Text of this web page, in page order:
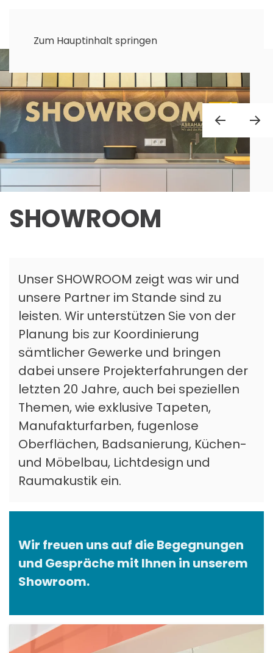
Zum Hauptinhalt springen
SHOWROOM
Unser SHOWROOM zeigt was wir und
unsere Partner im Stande sind zu
leisten. Wir unterstützen Sie von der
Planung bis zur Koordinierung
sämtlicher Gewerke und bringen
dabei unsere Projekterfahrungen der
letzten 20 Jahre, auch bei speziellen
Themen, wie exklusive Tapeten,
Manufakturfarben, fugenlose
Raumakustik ein.
und Gespräche mit Ihnen in unserem
Showroom.